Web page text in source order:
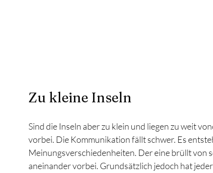
Zu kleine Inseln
Sind die Inseln aber zu klein und liegen zu weit
vorbei. Die Kommunikation fällt schwer. Es
Meinungsverschiedenheiten. Der eine brüllt von
aneinander vorbei. Grundsätzlich jedoch hat